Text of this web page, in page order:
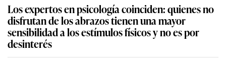
Los expertos en psicología coinciden: quienes no
disfrutan de los abrazos tienen una mayor
sensibilidad a los estímulos físicos y no es por
desinterés